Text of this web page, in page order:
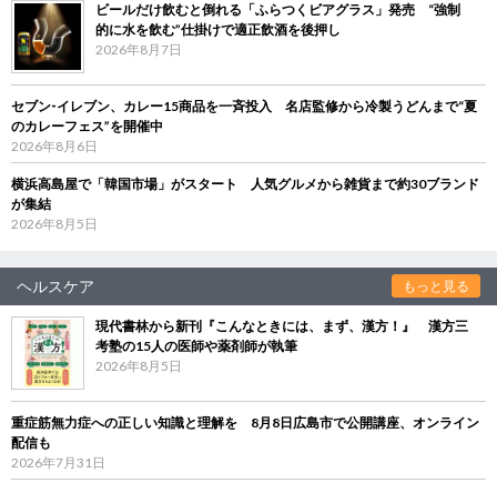
ビールだけ飲むと倒れる「ふらつくビアグラス」発売 “強制
的に水を飲む”仕掛けで適正飲酒を後押し
2026年8月7日
セブン‐イレブン、カレー15商品を一斉投入 名店監修から冷製うどんまで“夏
のカレーフェス”を開催中
2026年8月6日
横浜高島屋で「韓国市場」がスタート 人気グルメから雑貨まで約30ブランド
が集結
2026年8月5日
ヘルスケア もっと見る
現代書林から新刊『こんなときには、まず、漢方！』 漢方三
考塾の15人の医師や薬剤師が執筆
2026年8月5日
重症筋無力症への正しい知識と理解を 8月8日広島市で公開講座、オンライン
配信も
2026年7月31日